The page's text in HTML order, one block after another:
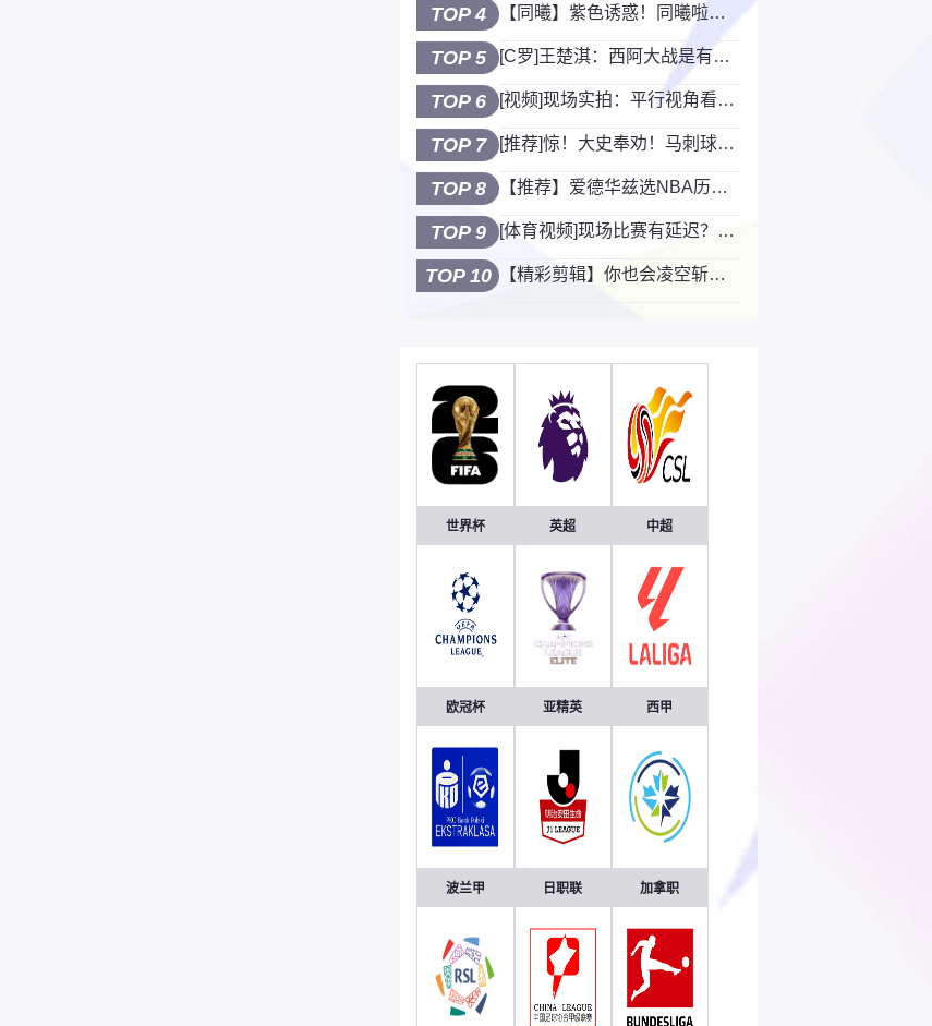
TOP 4 【同曦】紫色诱惑！同曦啦啦队的小姐姐们真是让人难忘啊~
TOP 5 [C罗]王楚淇：西阿大战是有一方的球迷的灾难，估计C罗看新闻都头疼！
TOP 6 [视频]现场实拍：平行视角看阿尔瓦雷斯炸裂任意球
TOP 7 [推荐]惊！大史奉劝！马刺球迷在纽约不要暴露身份！
TOP 8 【推荐】爱德华兹选NBA历史首发五虎：库里自己乔丹KD奥尼尔！
TOP 9 [体育视频]现场比赛有延迟？网红美女观赛，先收到了曼城进球的消息1
TOP 10 【精彩剪辑】你也会凌空斩！阿尔特塔巴黎时期的精彩时刻！
世界杯 英超 中超
欧冠杯 亚精英 西甲
波兰甲 日职联 加拿职